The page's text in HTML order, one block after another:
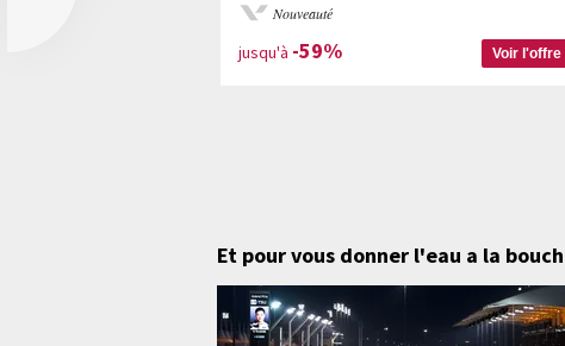
Nouveauté
jusqu'à -59% Voir l'offre
Et pour vous donner l'eau a la